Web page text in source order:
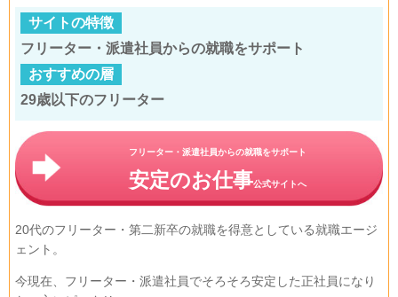
サイトの特徴
フリーター・派遣社員からの就職をサポート
おすすめの層
29歳以下のフリーター
フリーター・派遣社員からの就職をサポート
安定のお仕事公式サイトへ
20代のフリーター・第二新卒の就職を得意としている就職エージ
ェント。
今現在、フリーター・派遣社員でそろそろ安定した正社員になり